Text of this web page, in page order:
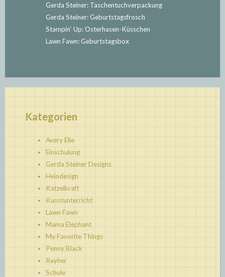
Gerda Steiner: Taschentuchverpackung
Gerda Steiner: Geburtstagsfrosch
Stampin‘ Up: Osterhasen-Küsschen
Lawn Fawn: Geburtstagsbox
Kategorien
Avery Elle
Einschulung
Gerda Steiner Designs
Heindesign
Katzelkraft
Kunstunterricht
Lawn Fawn
Mama Elephant
My Favorite Things
Penny Black
Rayher
Schule